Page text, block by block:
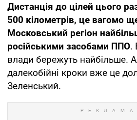
Дистанція до цілей цього
500 кілометрів, це вагомо
Московський регіон
російськими засобами ППО.
влади бережуть найбільше.
далекобійні кроки вже це
Зеленський.